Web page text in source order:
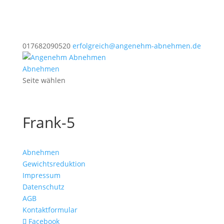
017682090520 erfolgreich@angenehm-abnehmen.de
Abnehmen
Seite wählen
Frank-5
Abnehmen
Gewichtsreduktion
Impressum
Datenschutz
AGB
Kontaktformular
Facebook